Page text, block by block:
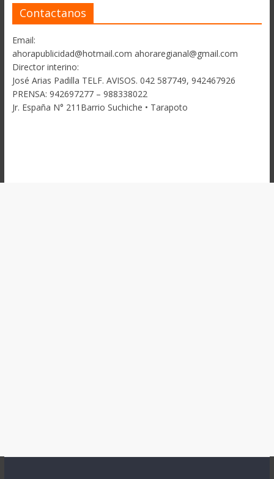
Contactanos
Email:
ahorapublicidad@hotmail.com ahoraregianal@gmail.com
Director interino:
José Arias Padilla TELF. AVISOS. 042 587749, 942467926
PRENSA: 942697277 – 988338022
Jr. España N° 211Barrio Suchiche • Tarapoto